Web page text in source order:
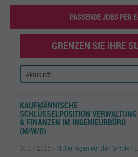
PASSENDE JOBS PER
GRENZEN SIE IHRE
KAUFMÄNNISCHE
SCHLÜSSELPOSITION VERWALTUNG
& FINANZEN IM INGENIEURBÜRO
(M/W/D)
30.07.2026 / Müller Ingenieurplan GmbH /